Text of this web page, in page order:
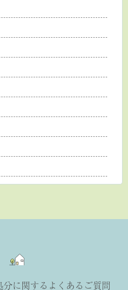
に関するよくあるご質問